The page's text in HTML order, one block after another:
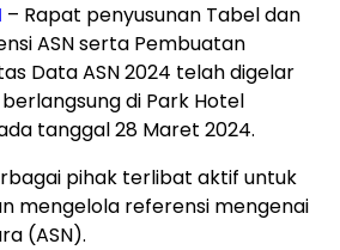
– Rapat penyusunan Tabel dan
ASN serta Pembuatan
Data ASN 2024 telah digelar
di Park Hotel
tanggal 28 Maret 2024.
pihak terlibat aktif untuk
mengelola referensi mengenai
(ASN).